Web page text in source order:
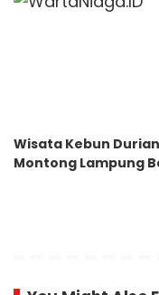
Wisata Kebun Durian
Montong Lampung